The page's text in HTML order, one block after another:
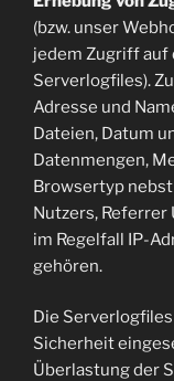
(bzw. unser
jedem Zugriff auf
Serverlogfiles).
Adresse und
Dateien, Datum
Datenmengen,
Browsertyp
Nutzers, Referrer
im Regelfall IP-
gehören.
Die
Sicherheit
Überlastung der